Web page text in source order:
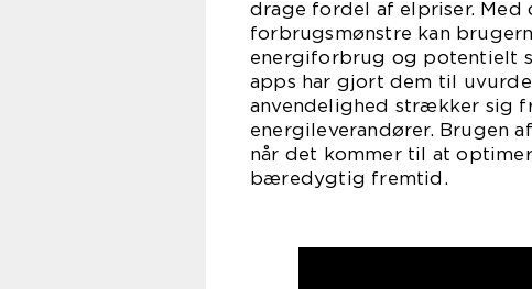
drage fordel af elpriser. Med
forbrugsmønstre kan
energiforbrug og potentielt
apps har gjort dem til
anvendelighed strækker sig
energileverandører. Brugen
når det kommer til at
bæredygtig fremtid.